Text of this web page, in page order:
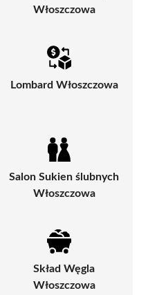
Włoszczowa
Lombard Włoszczowa
Salon Sukien ślubnych
Włoszczowa
Skład Węgla
Włoszczowa